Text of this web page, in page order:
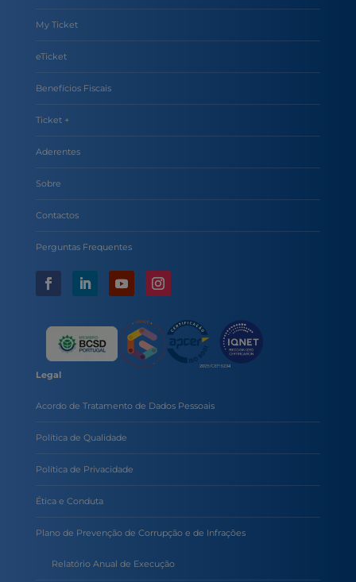
My Ticket
eTicket
Benefícios Fiscais
Ticket +
Aderentes
Sobre
Contactos
Perguntas Frequentes
Legal
Acordo de Tratamento de Dados Pessoais
Política de Qualidade
Política de Privacidade
Ética e Conduta
Plano de Prevenção de Corrupção e de Infrações
Relatório Anual de Execução